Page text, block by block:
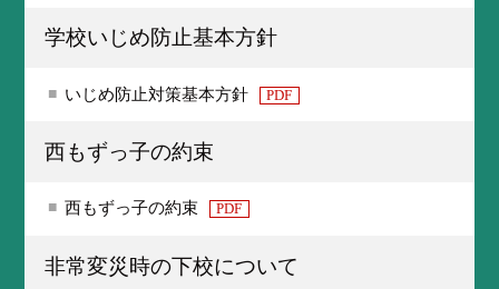
学校いじめ防止基本方針
いじめ防止対策基本方針 PDF
西もずっ子の約束
西もずっ子の約束 PDF
非常変災時の下校について